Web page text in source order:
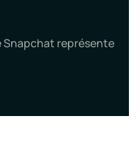
Snapchat représente